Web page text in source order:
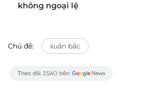
không ngoại lệ
Chủ đề: xuân bắc